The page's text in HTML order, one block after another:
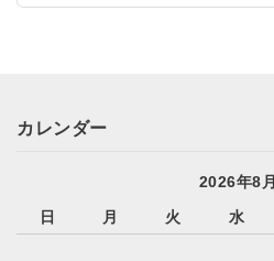
カレンダー
2026年8月
日
月 火 水